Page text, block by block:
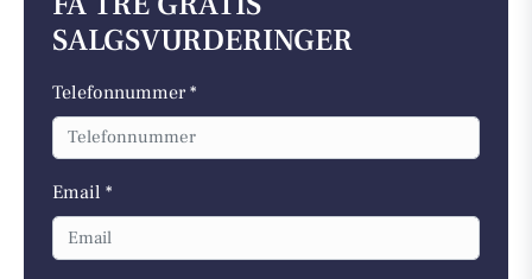
SALGSVURDERINGER
Telefonnummer *
Email *